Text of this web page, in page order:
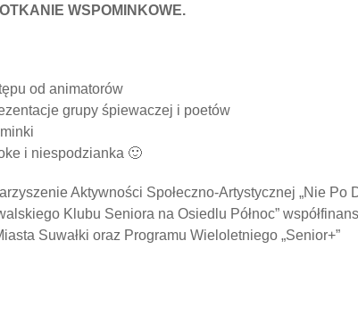
WSPOMINKOWE.
od animatorów
grupy śpiewaczej i poetów
i niespodzianka 🙂
Aktywności Społeczno-Artystycznej „Nie Po
Klubu Seniora na Osiedlu Północ”
Suwałki oraz Programu Wieloletniego „Senior+”